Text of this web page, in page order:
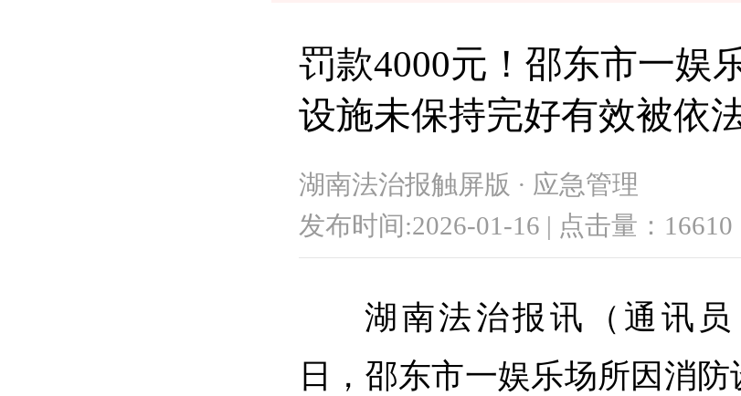
罚款4000元！邵东市一娱
设施未保持完好有效被依
湖南法治报触屏版 · 应急管理
发布时间:2026-01-16 | 点击量：16610
湖南法治报讯（通讯员
日，邵东市一娱乐场所因消